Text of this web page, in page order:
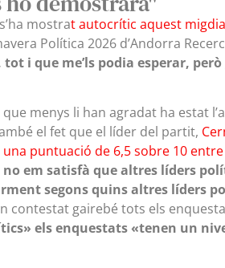
mostrat autocrític aquest migdia
Política 2026 d’Andorra
i que me’ls podia esperar,
menys li han agradat ha estat
el fet que el líder del partit,
puntuació de 6,5 sobre 10
em satisfà que altres líders
segons quins altres líders
contestat gairebé tots els
els enquestats «tenen un